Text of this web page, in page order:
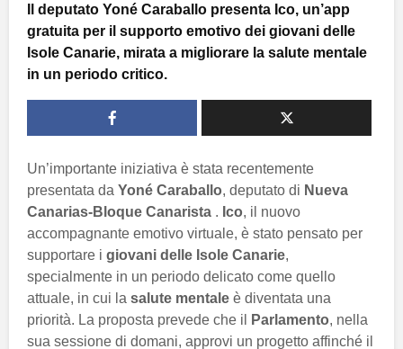
Il deputato Yoné Caraballo presenta Ico, un’app
gratuita per il supporto emotivo dei giovani delle
Isole Canarie, mirata a migliorare la salute mentale
in un periodo critico.
Un’importante iniziativa è stata recentemente
presentata da Yoné Caraballo, deputato di Nueva
Canarias-Bloque Canarista . Ico, il nuovo
accompagnante emotivo virtuale, è stato pensato per
supportare i giovani delle Isole Canarie,
specialmente in un periodo delicato come quello
attuale, in cui la salute mentale è diventata una
priorità. La proposta prevede che il
Parlamento, nella
sua sessione di domani, approvi un progetto affinché il